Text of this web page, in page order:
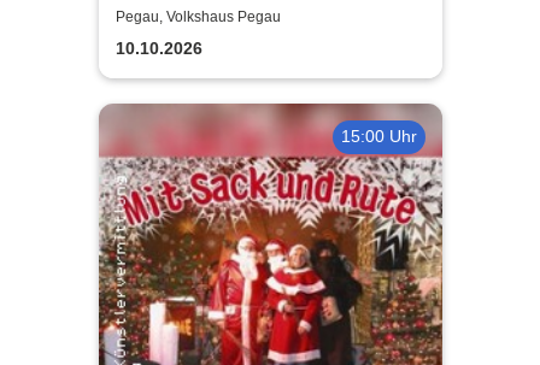
Pegau, Volkshaus Pegau
10.10.2026
15:00 Uhr